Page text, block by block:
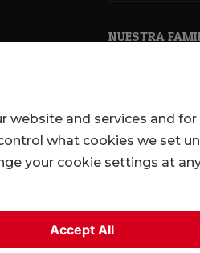
NUESTRA
pkl.co.uk
website and services and for
what cookies we set
your cookie settings at
Accept All